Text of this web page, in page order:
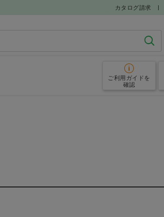
カタログ請求
検索
ご利用ガイド を
確認